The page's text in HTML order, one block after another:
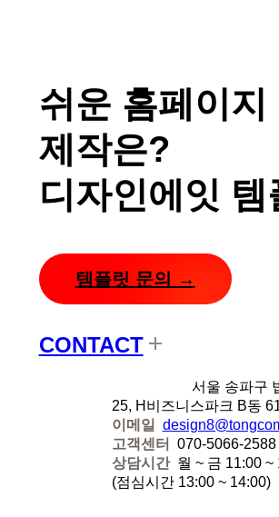
쉬운 홈페이지
제작은?
디자인에잇 템
템플릿 문의 →
CONTACT
서울 송파구
25, H비즈니스파크 B동
이메일
고객센터
070-5066-2588
상담시간 월 ~ 금 11:00 ~
(점심시간 13:00 ~ 14:00)